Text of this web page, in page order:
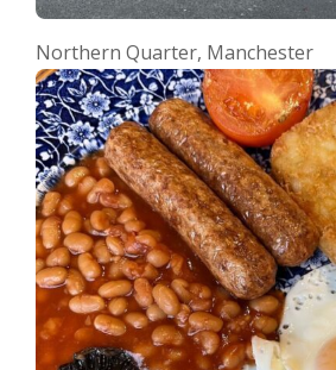
Northern Quarter, Manchester